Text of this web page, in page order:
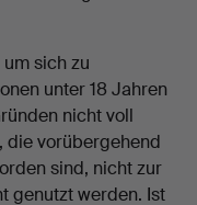
sich zu
unter 18 Jahren
nicht voll
die vorübergehend
sind, nicht zur
genutzt werden. Ist